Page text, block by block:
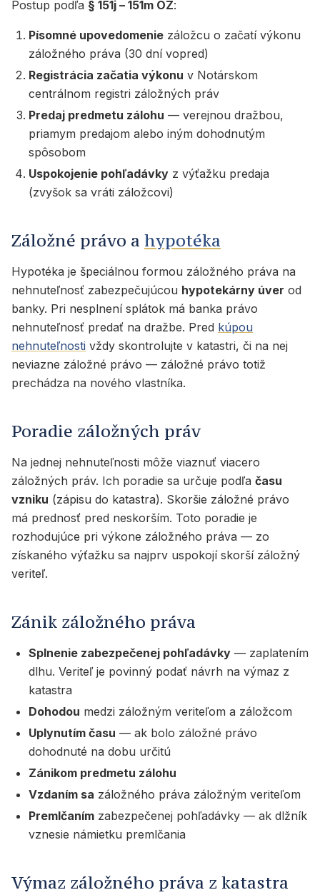
Postup podľa § 151j – 151m OZ:
Písomné upovedomenie záložcu o začatí výkonu
záložného práva (30 dní vopred)
Registrácia začatia výkonu v Notárskom
centrálnom registri záložných práv
Predaj predmetu zálohu — verejnou dražbou,
priamym predajom alebo iným dohodnutým
spôsobom
Uspokojenie pohľadávky z výťažku predaja
(zvyšok sa vráti záložcovi)
Záložné právo a hypotéka
Hypotéka je špeciálnou formou záložného práva na
nehnuteľnosť zabezpečujúcou hypotekárny úver od
banky. Pri nesplnení splátok má banka právo
nehnuteľnosť predať na dražbe. Pred kúpou
nehnuteľnosti vždy skontrolujte v katastri, či na nej
neviazne záložné právo — záložné právo totiž
prechádza na nového vlastníka.
Poradie záložných práv
Na jednej nehnuteľnosti môže viaznuť viacero
záložných práv. Ich poradie sa určuje podľa času
vzniku (zápisu do katastra). Skoršie záložné právo
má prednosť pred neskorším. Toto poradie je
rozhodujúce pri výkone záložného práva — zo
získaného výťažku sa najprv uspokojí skorší záložný
veriteľ.
Zánik záložného práva
Splnenie zabezpečenej pohľadávky — zaplatením
dlhu. Veriteľ je povinný podať návrh na výmaz z
katastra
Dohodou medzi záložným veriteľom a záložcom
Uplynutím času — ak bolo záložné právo
dohodnuté na dobu určitú
Zánikom predmetu zálohu
Vzdaním sa záložného práva záložným veriteľom
Premlčaním zabezpečenej pohľadávky — ak dlžník
vznesie námietku premlčania
Výmaz záložného práva z katastra